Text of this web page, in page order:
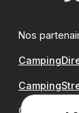
Nos
Groupe